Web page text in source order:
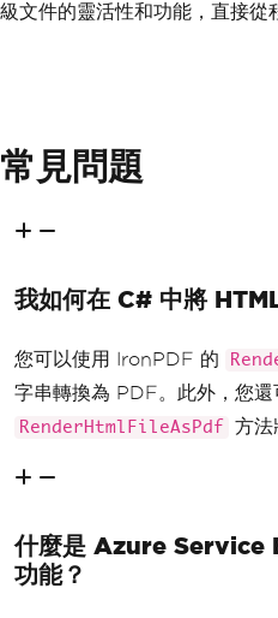
級文件的靈活性和功能，直接從
常見問題
我如何在 C# 中將
您可以使用 IronPDF 的
字串轉換為 PDF。此外，您還
RenderHtmlFileAsPdf 方法
什麼是 Azure Service
功能？